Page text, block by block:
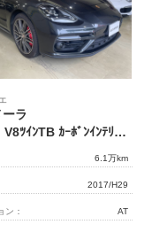
ラ
Turbo V8ﾂｲﾝTB ｶｰﾎﾞﾝｲﾝﾃﾘｱﾄﾘﾑP 黒ｸﾚﾖﾝ革 PCMﾅﾋﾞBｶﾒﾗ BOSE 前後席Sﾋｰﾀｰ PDLS付LEDﾗｲﾄ Pﾃｰﾙｹﾞｰﾄ ﾊｲﾋﾞｰﾑｱｼｽﾄ ACC LCA LKA PASMｴｱｻｽ 分割可倒式ｼｰﾄ ﾒﾓﾘｰ付14Wayﾊﾟﾜｰｼｰﾄ 電動Rﾌﾞﾗｲﾝﾄﾞ 専用ｴｸｽﾃﾘｱ 911ﾀｰﾎﾞﾃﾞｻﾞｲﾝ21AW 禁煙 右H
6.1万km
2017/H29
ン： AT